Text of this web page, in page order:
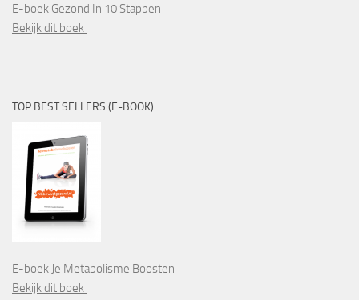
E-boek Gezond In 10 Stappen
Bekijk dit boek
TOP BEST SELLERS (E-BOOK)
E-boek Je Metabolisme Boosten
Bekijk dit boek